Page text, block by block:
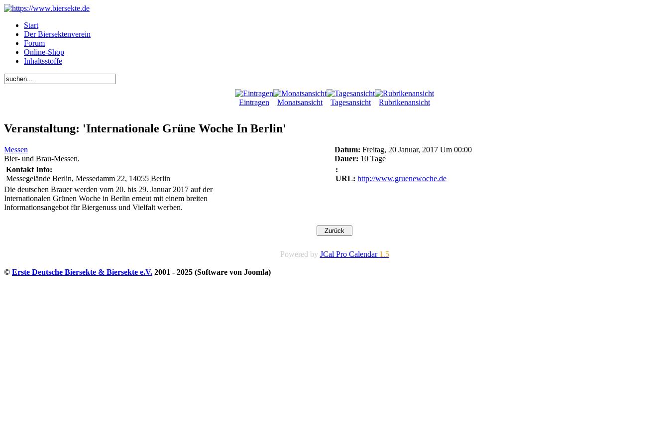
Start
Der Biersektenverein
Forum
Online-Shop
Inhaltsstoffe
Eintragen Monatsansicht Tagesansicht Rubrikenansicht
Veranstaltung: 'Internationale Grüne Woche In Berlin'
Messen
Bier- und Brau-Messen.
Datum: Freitag, 20 Januar, 2017 Um 00:00
Dauer: 10 Tage
Kontakt Info:
Messegelände Berlin, Messedamm 22, 14055 Berlin
:
URL: http://www.gruenewoche.de
Die deutschen Brauer werden vom 20. bis 29. Januar 2017 auf der
Internationalen Grünen Woche in Berlin erneut mit einem breiten
Informationsangebot für Biergenuss und Vielfalt werben.
Powered by JCal Pro Calendar 1.5
© Erste Deutsche Biersekte & Biersekte e.V. 2001 - 2025 (Software von Joomla)